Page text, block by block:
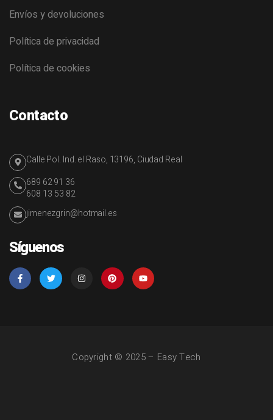
Envíos y devoluciones
Política de privacidad
Política de cookies
Contacto
Calle Pol. Ind. el Raso, 13196, Ciudad Real
689 62 91 36
608 13 53 82
jimenezgrin@hotmail.es
Síguenos
Copyright © 2025 – Easy Tech